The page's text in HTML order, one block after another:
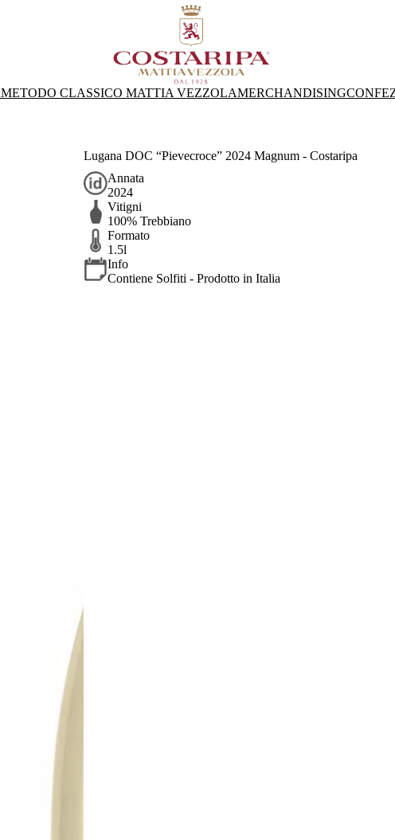
METODO CLASSICO MATTIA VEZZOLAMERCHANDISING
Lugana DOC “Pievecroce” 2024 Magnum - Costaripa
Annata
2024
Vitigni
100% Trebbiano
Formato
1.5l
Info
Contiene Solfiti - Prodotto in Italia